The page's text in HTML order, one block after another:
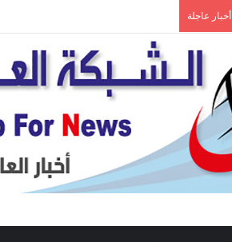
أخبار عاجلة